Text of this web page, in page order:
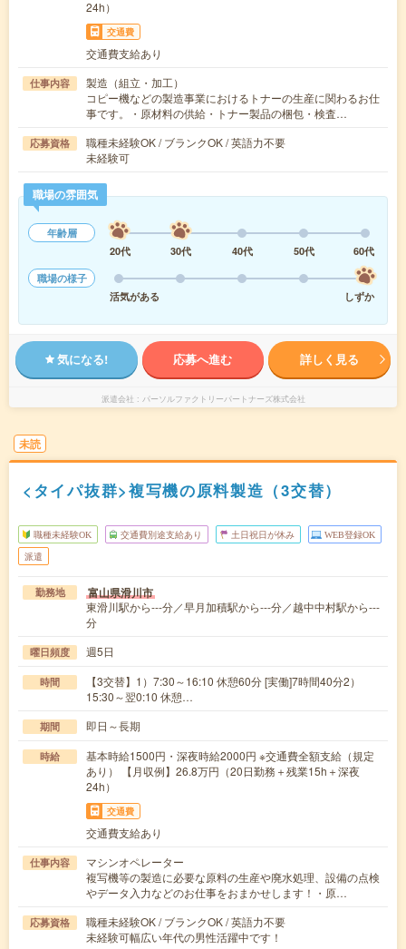
24h）
交通費
交通費支給あり
仕事内容
製造（組立・加工）
コピー機などの製造事業におけるトナーの生産に関わるお仕
事です。・原材料の供給・トナー製品の梱包・検査…
応募資格
職種未経験OK / ブランクOK / 英語力不要
未経験可
職場の雰囲気
年齢層
20代
30代 40代 50代
60代
職場の様子
活気がある
しずか
気になる! 応募へ進む 詳しく見る
派遣会社 パーソルファクトリーパートナーズ株式会社
未読
<タイパ抜群>複写機の原料製造（3交替）
職種未経験OK 交通費別途支給あり 土日祝日が休み WEB登録OK
派遣
勤務地 富山県滑川市
東滑川駅から---分／早月加積駅から---分／越中中村駅から---
分
曜日頻度 週5日
時間
【3交替】1）7:30～16:10 休憩60分 [実働]7時間40分2）
15:30～翌0:10 休憩…
期間 即日～長期
時給
基本時給1500円・深夜時給2000円 ※交通費全額支給（規定
あり） 【月収例】26.8万円（20日勤務＋残業15h＋深夜
24h）
交通費
交通費支給あり
仕事内容
マシンオペレーター
複写機等の製造に必要な原料の生産や廃水処理、設備の点検
やデータ入力などのお仕事をおまかせします！・原…
応募資格
職種未経験OK / ブランクOK / 英語力不要
未経験可幅広い年代の男性活躍中です！